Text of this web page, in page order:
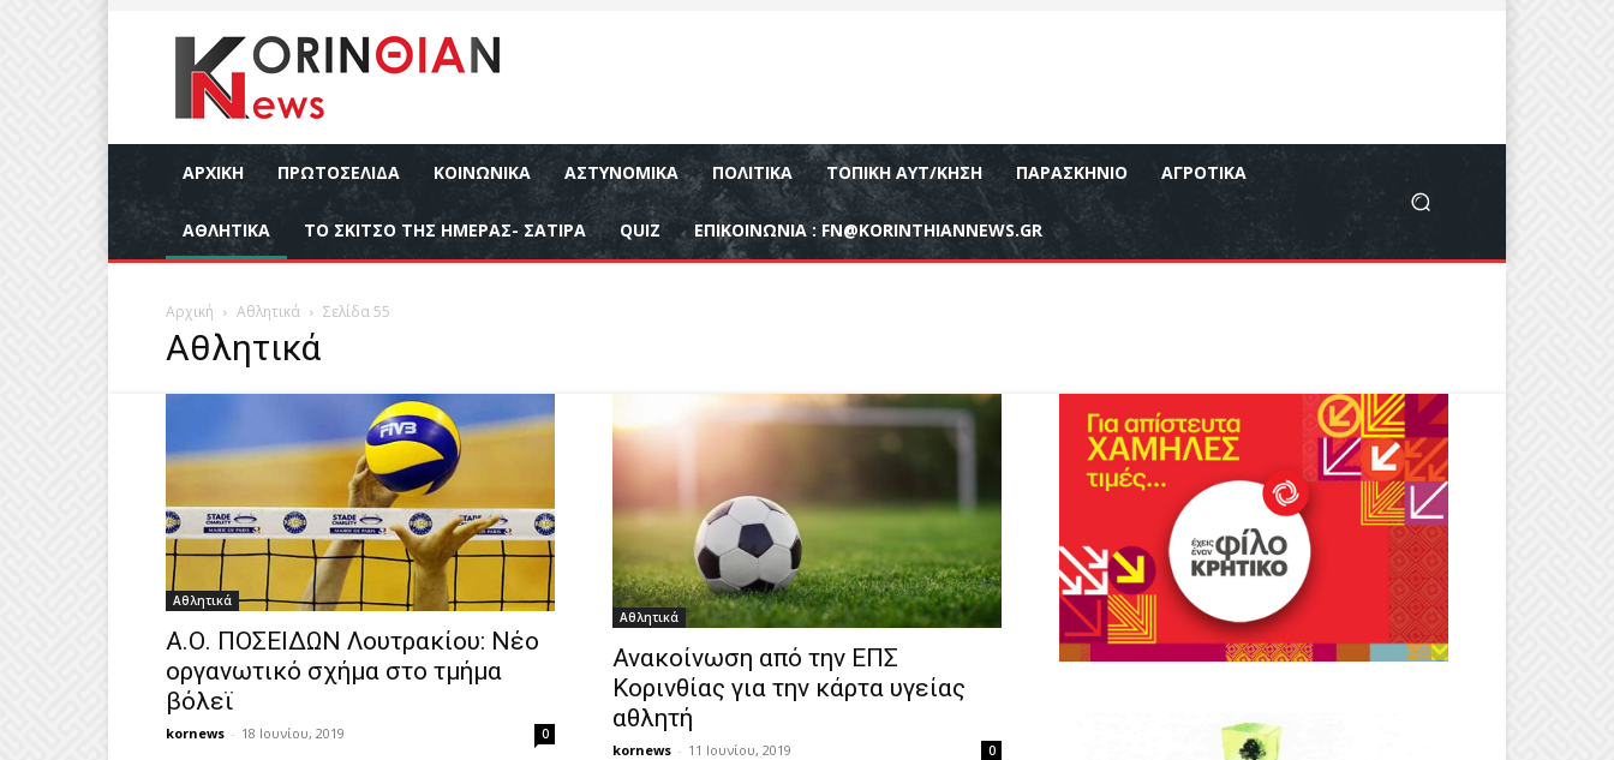
ΑΡΧΙΚΉ ΠΡΩΤΟΣΕΛΙΔΑ ΚΟΙΝΩΝΙΚΆ ΑΣΤΥΝΟΜΙΚΆ ΠΟΛΙΤΙΚΆ ΤΟΠΙΚΉ ΑΥΤ/ΚΗΣΗ ΠΑΡΑΣΚΉΝΙΟ ΑΓΡΟΤΙΚΆ
ΑΘΛΗΤΙΚΆ ΤΟ ΣΚΙΤΣΟ ΤΗΣ ΗΜΕΡΑΣ- ΣΑΤΙΡΑ QUIZ ΕΠΙΚΟΙΝΩΝΊΑ : FN@KORINTHIANNEWS.GR
Αρχική Αθλητικά Σελίδα 55
Αθλητικά
Αθλητικά
Α.Ο. ΠΟΣΕΙΔΩΝ Λουτρακίου: Νέο
οργανωτικό σχήμα στο τμήμα
βόλεϊ
kornews - 18 Ιουνίου, 2019 0
Αθλητικά
Ανακοίνωση από την ΕΠΣ
Κορινθίας για την κάρτα υγείας
αθλητή
kornews - 11 Ιουνίου, 2019 0